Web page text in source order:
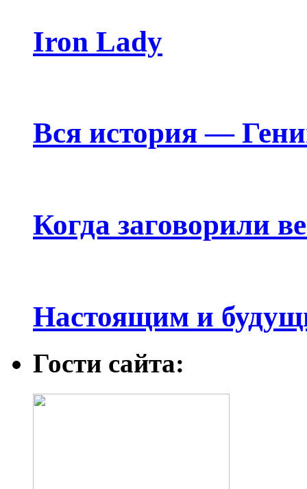
Iron Lady
Вся история —
Когда заговорили
Настоящим и
Гости сайта: